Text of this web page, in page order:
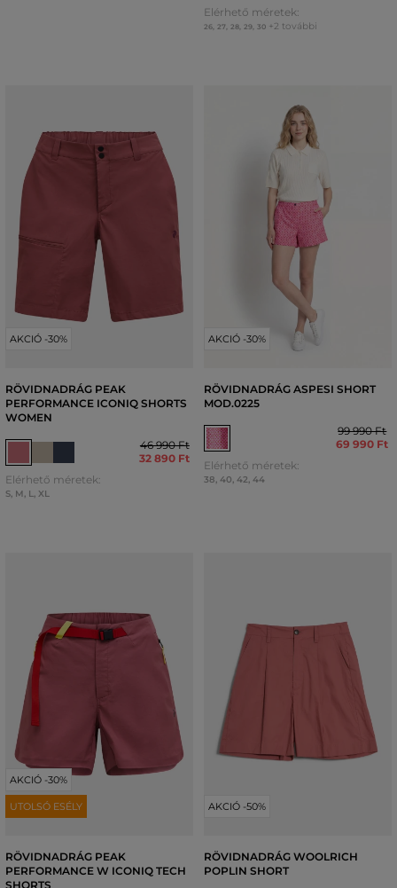
Elérhető méretek:
26, 27 28, 29, 30 +2 további
AKCIÓ -30%
RÖVIDNADRÁG PEAK
PERFORMANCE ICONIQ SHORTS
WOMEN
46 990 Ft
32 890 Ft
Elérhető méretek:
S, M, L, XL
AKCIÓ -30%
RÖVIDNADRÁG ASPESI SHORT
MOD.0225
99 990 Ft
69 990 Ft
Elérhető méretek:
38, 40, 42, 44
AKCIÓ -30%
UTOLSÓ ESÉLY
RÖVIDNADRÁG PEAK
PERFORMANCE W ICONIQ TECH
SHORTS
AKCIÓ -50%
RÖVIDNADRÁG WOOLRICH
POPLIN SHORT